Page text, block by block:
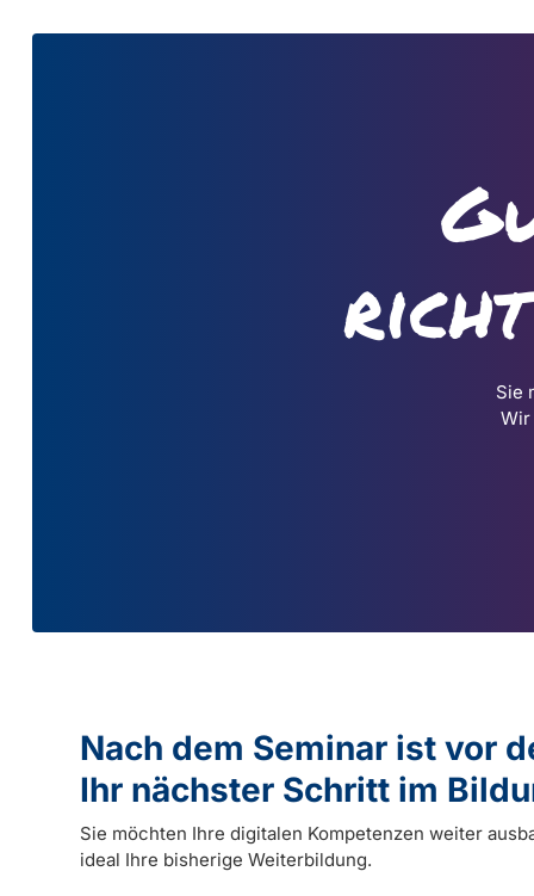
Sie
Wir
Nach dem Seminar ist vor
Ihr nächster Schritt im
Sie möchten Ihre digitalen Kompetenzen weiter
ideal Ihre bisherige Weiterbildung.